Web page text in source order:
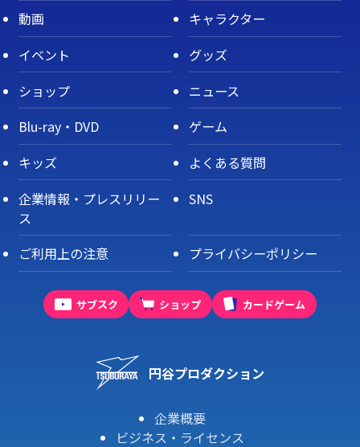
動画
キャラクター
イベント
グッズ
ショップ
ニュース
Blu-ray・DVD
ゲーム
キッズ
よくある質問
企業情報・プレスリリー
ス
SNS
ご利用上の注意 プライバシーポリシー
サブスク ショップ カードゲーム
円谷プロダクション
企業概要
ビジネス・ライセンス